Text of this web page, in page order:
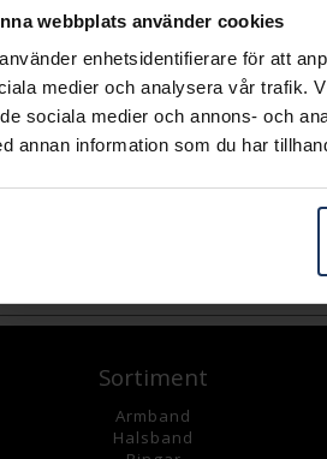
webbplats använder cookies
enhetsidentifierare för att
medier och analysera vår trafik.
sociala medier och annons- och
annan information som du har
Sortiment
Armband
Halsband